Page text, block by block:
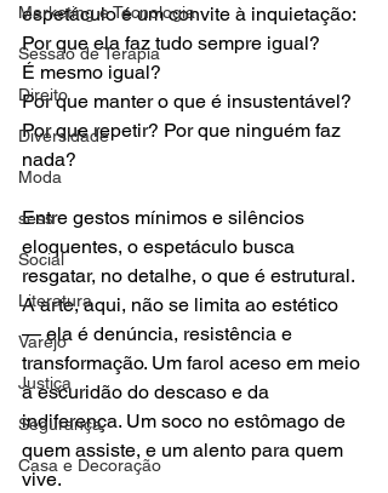
Marketing e Tecnologia
Sessão de Terapia
Direito
Diversidade
Moda
sess
Social
Literatura
Varejo
Justiça
Segurança
Casa e Decoração
espetáculo é um convite à inquietação:
Por que ela faz tudo sempre igual?
É mesmo igual?
Por que manter o que é insustentável?
Por que repetir? Por que ninguém faz
nada?
Entre gestos mínimos e silêncios
eloquentes, o espetáculo busca
resgatar, no detalhe, o que é estrutural.
A arte, aqui, não se limita ao estético
— ela é denúncia, resistência e
transformação. Um farol aceso em meio
à escuridão do descaso e da
indiferença. Um soco no estômago de
quem assiste, e um alento para quem
vive.